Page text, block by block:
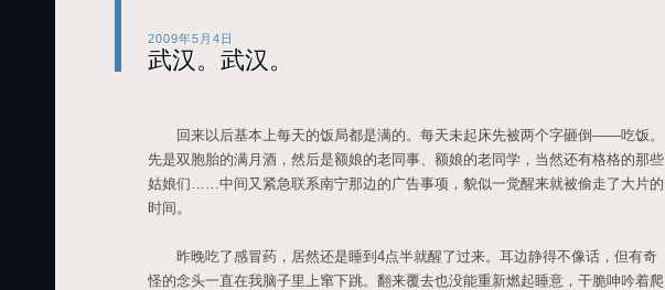
2009年5月4日
武汉。武汉。
回来以后基本上每天的饭局都是满的。每天未起床先被两个字砸倒——吃饭。
先是双胞胎的满月酒，然后是额娘的老同事、额娘的老同学，当然还有格格的那些
姑娘们……中间又紧急联系南宁那边的广告事项，貌似一觉醒来就被偷走了大片的
时间。
昨晚吃了感冒药，居然还是睡到4点半就醒了过来。耳边静得不像话，但有奇
怪的念头一直在我脑子里上窜下跳。翻来覆去也没能重新燃起睡意，干脆呻吟着爬